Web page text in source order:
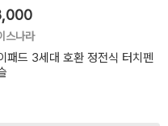
스나라
패드 3세대 호환 정전식 터치펜